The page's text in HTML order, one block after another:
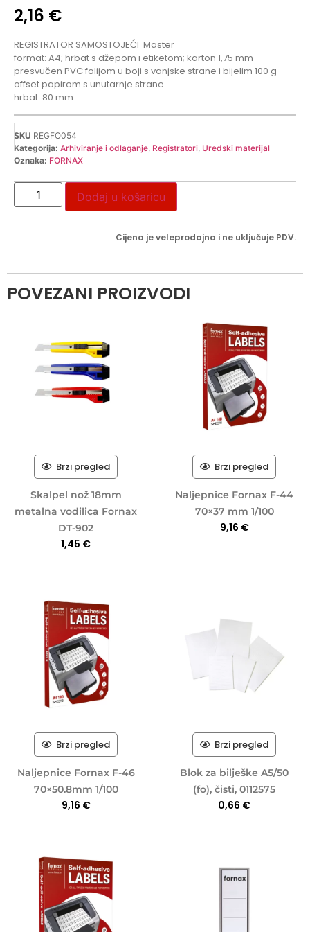
2,16 €
REGISTRATOR SAMOSTOJEĆI Master
format: A4; hrbat s džepom i etiketom; karton 1,75 mm
presvučen PVC folijom u boji s vanjske strane i bijelim 100 g
offset papirom s unutarnje strane
hrbat: 80 mm
SKU REGFO054
Kategorija: Arhiviranje i odlaganje Registratori Uredski materijal
Oznaka: FORNAX
Dodaj u košaricu
Cijena je veleprodajna i ne uključuje PDV.
POVEZANI PROIZVODI
Brzi pregled
Skalpel nož 18mm
metalna vodilica Fornax
DT-902
1,45 €
Brzi pregled
Naljepnice Fornax F-44
70×37 mm 1/100
9,16 €
Brzi pregled
Naljepnice Fornax F-46
70×50.8mm 1/100
9,16 €
Brzi pregled
Blok za bilješke A5/50
(fo), čisti, 0112575
0,66 €